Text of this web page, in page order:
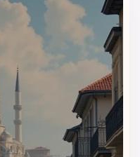
منوی متنوع و کیفیت سرو
می‌کنند و نیاز مهمانان
می‌دهند.